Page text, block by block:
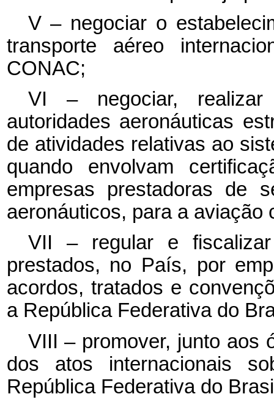
V – negociar o
transporte aéreo
CONAC;
VI – negociar, realizar
autoridades aeronáuticas
de atividades relativas ao
quando envolvam
empresas prestadoras de
aeronáuticos, para a aviação
VII – regular e
prestados, no País, por
acordos, tratados e
a República Federativa do
VIII – promover, junto aos
dos atos internacionais
República Federativa do